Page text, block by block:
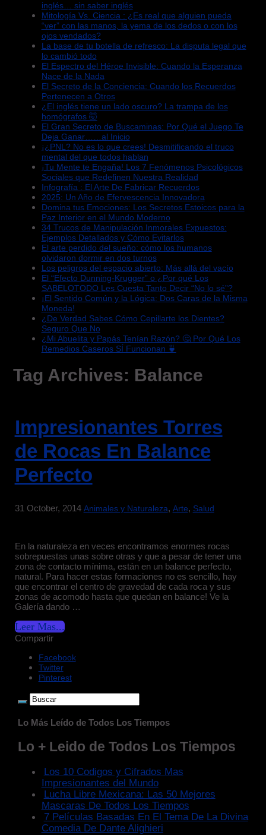
inglés… sin saber inglés
Mitología Vs. Ciencia : ¿Es real que alguien pueda
“ver” con las manos, la yema de los dedos o con los
ojos vendados?
La base de tu botella de refresco: La disputa legal que
lo cambió todo
El Espectro del Héroe Invisible: Cuando la Esperanza
Nace de la Nada
El Secreto de la Conciencia: Cuando los Recuerdos
Pertenecen a Otros
¿El inglés tiene un lado oscuro? La trampa de los
homógrafos 🤯
El Gran Secreto de Buscaminas: Por Qué el Juego Te
Deja Ganar……al Inicio
¡¿PNL? No es lo que crees! Desmitificando el truco
mental del que todos hablan
¡Tu Mente te Engaña! Los 7 Fenómenos Psicológicos
Sociales que Redefinen Nuestra Realidad
Infografía : El Arte De Fabricar Recuerdos
2025: Un Año de Efervescencia Innovadora
Domina tus Emociones: Los Secretos Estoicos para la
Paz Interior en el Mundo Moderno
34 Trucos de Manipulación Inmorales Expuestos:
Ejemplos Detallados y Cómo Evitarlos
El arte perdido del sueño: cómo los humanos
olvidaron dormir en dos turnos
Los peligros del espacio abierto: Más allá del vacío
El “Efecto Dunning-Krugger” o ¿Por qué Los
SABELOTODO Les Cuesta Tanto Decir “No lo sé”?
¡El Sentido Común y la Lógica: Dos Caras de la Misma
Moneda!
¿De Verdad Sabes Cómo Cepillarte los Dientes?
Seguro Que No
¿Mi Abuelita y Papás Tenían Razón? 🤔 Por Qué Los
Remedios Caseros SÍ Funcionan 🍵
Tag Archives: Balance
Impresionantes Torres
de Rocas En Balance
Perfecto
31 October, 2014 Animales y Naturaleza, Arte, Salud
En la naturaleza en veces encontramos enormes rocas
sobrepuestas unas sobre otras y que a pesar de tener una
zona de contacto mínima, están en un balance perfecto,
natural. Para hacer estas formaciones no es sencillo, hay
que encontrar el centro de gravedad de cada roca y sus
zonas de acomodo hasta que quedan en balance! Ve la
Galería dando …
Leer Mas...
Compartir
Facebook
Twitter
Pinterest
Lo Más Leído de Todos Los Tiempos
Lo + Leido de Todos Los Tiempos
Los 10 Codigos y Cifrados Mas
Impresionantes del Mundo
Lucha Libre Mexicana: Las 50 Mejores
Mascaras De Todos Los Tiempos
7 Películas Basadas En El Tema De La Divina
Comedia De Dante Alighieri